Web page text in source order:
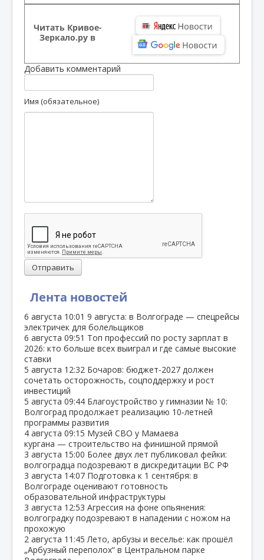
Лента новостей
6 августа 10:01 9 августа: в Волгограде — спецрейсы
электричек для болельщиков
6 августа 09:51 Топ профессий по росту зарплат в
2026: кто больше всех выиграл и где самые высокие
ставки
5 августа 12:32 Бочаров: бюджет‑2027 должен
сочетать осторожность, соцподдержку и рост
инвестиций
5 августа 09:44 Благоустройство у гимназии № 10:
Волгоград продолжает реализацию 10‑летней
программы развития
4 августа 09:15 Музей СВО у Мамаева
кургана — строительство на финишной прямой
3 августа 15:00 Более двух лет публиковал фейки:
волгоградца подозревают в дискредитации ВС РФ
3 августа 14:07 Подготовка к 1 сентября: в
Волгограде оценивают готовность
образовательной инфраструктуры
3 августа 12:53 Агрессия на фоне опьянения:
волгоградку подозревают в нападении с ножом на
прохожую
2 августа 11:45 Лето, арбузы и веселье: как прошёл
„Арбузный переполох“ в Центральном парке
Читать Кривое-
Зеркало.ру в
Добавить комментарий
Имя (обязательное)
Отправить